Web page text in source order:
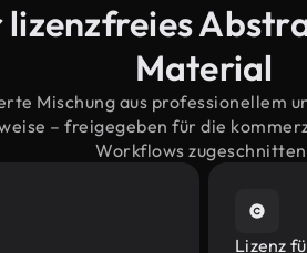
Material
Mischung aus professionellem
– freigegeben für die
Workflows
Lizenz